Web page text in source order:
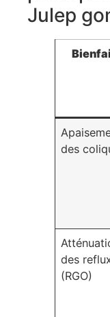
Julep
des
des
(RGO)